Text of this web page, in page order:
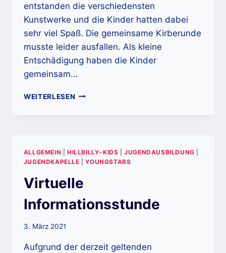
entstanden die verschiedensten
Kunstwerke und die Kinder hatten dabei
sehr viel Spaß. Die gemeinsame Kirberunde
musste leider ausfallen. Als kleine
Entschädigung haben die Kinder
gemeinsam…
WEITERLESENKÜRBIS-
ALLGEMEIN |HILLBILLY-KIDS |JUGENDAUSBILDUNG
JUGENDKAPELLE |YOUNGSTARS
Virtuelle
Informationsstunde
3. März 2021
Aufgrund der derzeit geltenden